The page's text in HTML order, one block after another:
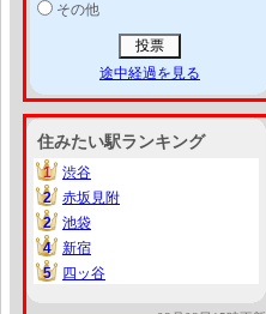
その他
途中経過を見る
住みたい駅ランキング
1
1
渋谷
2
2
赤坂見附
2
2
池袋
4
4
新宿
5
5 四ッ谷